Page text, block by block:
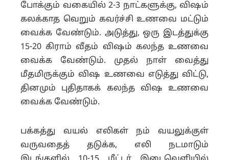
போக்கும் வகையில் 2-3 நாட்களுக்கு, விஷம்
கலக்காத வெறும் கவர்ச்சி உணவை மட்டும்
வைக்க வேண்டும். அடுத்து, ஒரு இடத்துக்கு
15-20 கிராம் வீதம் விஷம் கலந்த உணவை
வைக்க வேண்டும். முதல் நாள் வைத்து
மீதமிருக்கும் விஷ உணவை எடுத்து விட்டு,
தினமும் புதிதாகக் கலந்த விஷ உணவை
வைக்க வேண்டும்.
பக்கத்து வயல் எலிகள் நம் வயலுக்குள்
வருவதைத் தடுக்க, எலி நடமாடும்